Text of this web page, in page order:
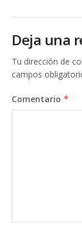
Deja una
Tu dirección de
campos
Comentario *